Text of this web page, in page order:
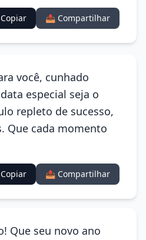
📤 Compartilhar
você, cunhado
especial seja o
repleto de sucesso,
Que cada momento
📤 Compartilhar
Que seu novo ano